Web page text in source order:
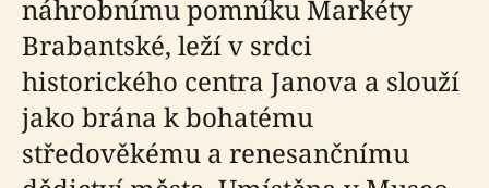
náhrobnímu pomníku Markéty
Brabantské, leží v srdci
historického centra Janova a slouží
jako brána k bohatému
středověkému a renesančnímu